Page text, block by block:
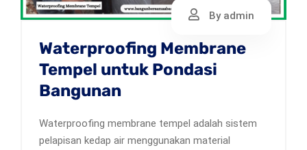
By admin
Waterproofing Membrane
Tempel untuk Pondasi
Bangunan
Waterproofing membrane tempel adalah sistem
pelapisan kedap air menggunakan material